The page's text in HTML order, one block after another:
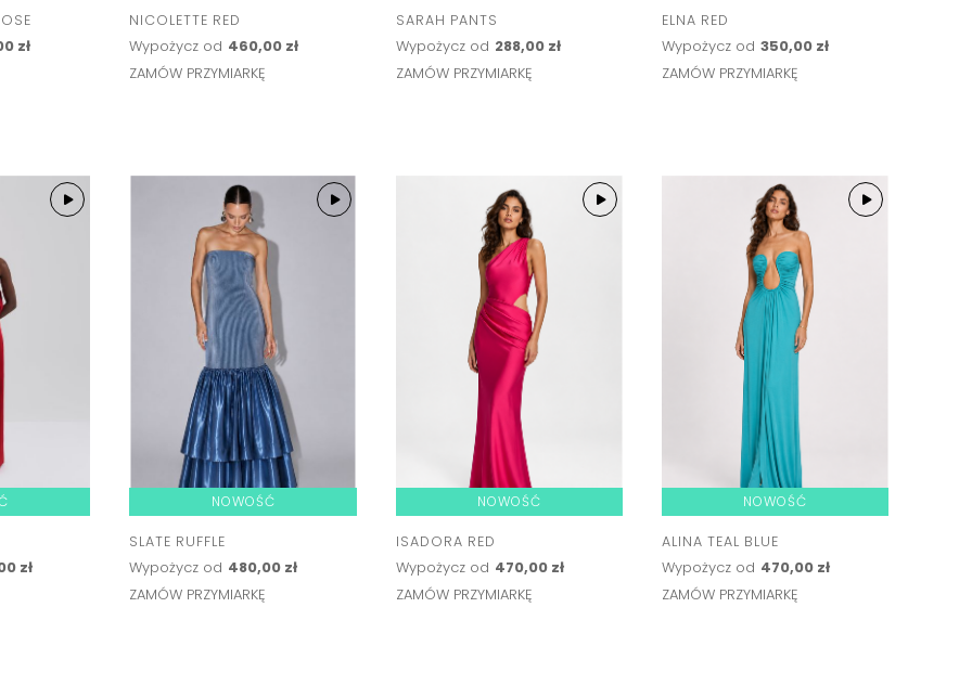
zł
NICOLETTE RED
Wypożycz od 460,00 zł
ZAMÓW PRZYMIARKĘ
SARAH PANTS
Wypożycz od 288,00 zł
ZAMÓW PRZYMIARKĘ
ELNA RED
Wypożycz od 350,00 zł
ZAMÓW PRZYMIARKĘ
zł
NOWOŚĆ
SLATE RUFFLE
Wypożycz od 480,00 zł
ZAMÓW PRZYMIARKĘ
NOWOŚĆ
ISADORA RED
Wypożycz od 470,00 zł
ZAMÓW PRZYMIARKĘ
NOWOŚĆ
ALINA TEAL BLUE
Wypożycz od 470,00 zł
ZAMÓW PRZYMIARKĘ